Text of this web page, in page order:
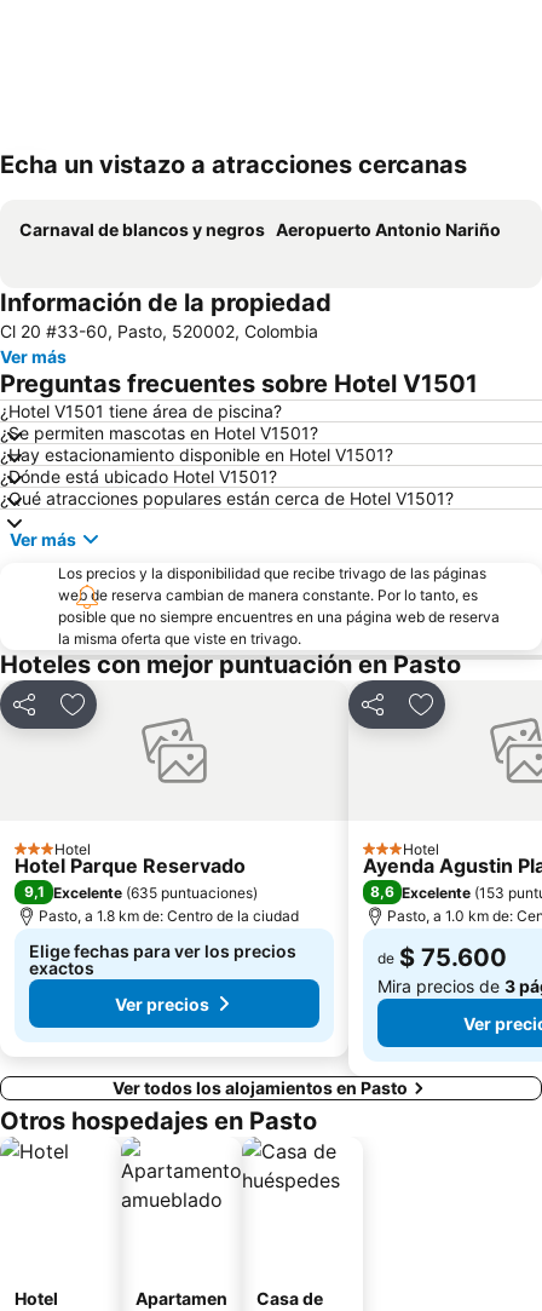
Echa un vistazo a atracciones cercanas
Carnaval de blancos y negros Aeropuerto Antonio Nariño
Información de la propiedad
Cl 20 #33-60, Pasto, 520002, Colombia
Ver más
Preguntas frecuentes sobre Hotel V1501
¿Hotel V1501 tiene área de piscina?
¿Se permiten mascotas en Hotel V1501?
¿Hay estacionamiento disponible en Hotel V1501?
¿Dónde está ubicado Hotel V1501?
¿Qué atracciones populares están cerca de Hotel V1501?
Ver más
Los precios y la disponibilidad que recibe trivago de las páginas
web de reserva cambian de manera constante. Por lo tanto, es
posible que no siempre encuentres en una página web de reserva
la misma oferta que viste en trivago.
Hoteles con mejor puntuación en Pasto
CompartirAgregar a favoritos
3 Estrellas
Hotel
Hotel Parque Reservado
9,1 Excelente (635 puntuaciones)
Pasto, a 1.8 km de: Centro de la ciudad
Elige fechas para ver los precios
exactos
Ver precios
CompartirAgregar a
3 Estrellas
Hotel
Ayenda Agustin
8,6 Excelente (153
Pasto, a 1.0 km de:
de $ 75.600
Mira precios de 3
Ver
Ver todos los alojamientos en Pasto
Otros hospedajes en Pasto
Hotel
Apartamen
Casa de